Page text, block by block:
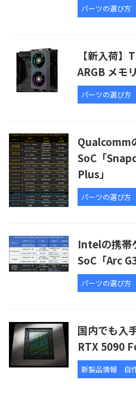
パーツの選び方
【新入荷
ARGB メモ
パーツの選び方
Qualcomm
SoC「
Plus」
パーツの選び方
Intelの携帯
SoC「Arc G3
パーツの選び方
国内でも入
RTX 5090
新製品情報 自